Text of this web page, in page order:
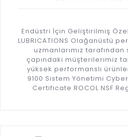
Endüstri İçin Geliştirilmiş Özel
LUBRICATIONS Olağanüstü
uzmanlarımız
çapındaki müşterilerimiz
yüksek performanslı
9100 Sistem Yönetimi
Certificate ROCOL NSF